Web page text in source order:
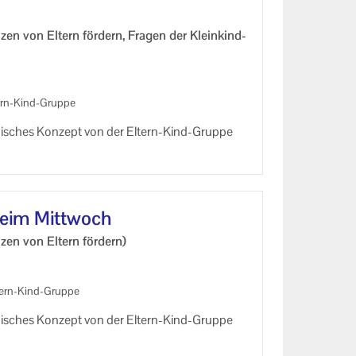
von El­tern för­dern, Fra­gen der Klein­kind­
​Kind-Gruppe
Kon­zept von der Eltern-​Kind-Gruppe
Mitt­woch
von El­tern för­dern)
​Kind-Gruppe
Kon­zept von der Eltern-​Kind-Gruppe